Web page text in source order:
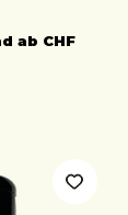
ab CHF